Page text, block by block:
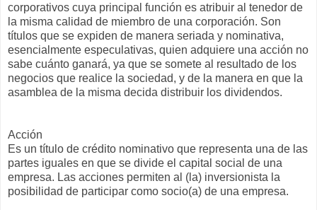
corporativos cuya principal función es atribuir al tenedor de
la misma calidad de miembro de una corporación. Son
títulos que se expiden de manera seriada y nominativa,
esencialmente especulativas, quien adquiere una acción no
sabe cuánto ganará, ya que se somete al resultado de los
negocios que realice la sociedad, y de la manera en que la
asamblea de la misma decida distribuir los dividendos.
Acción
Es un título de crédito nominativo que representa una de las
partes iguales en que se divide el capital social de una
empresa. Las acciones permiten al (la) inversionista la
posibilidad de participar como socio(a) de una empresa.